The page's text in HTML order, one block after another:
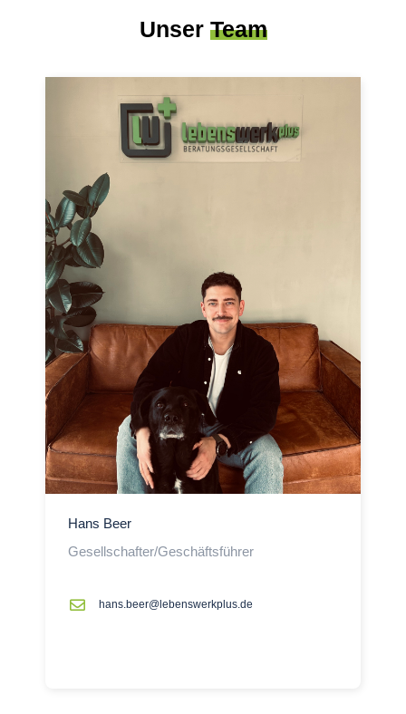
Unser Team
Hans Beer
Gesellschafter/Geschäftsführer
hans.beer@lebenswerkplus.de